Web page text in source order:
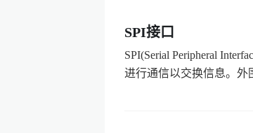
SPI接口
SPI(Serial Peripheral
进行通信以交换信息。外